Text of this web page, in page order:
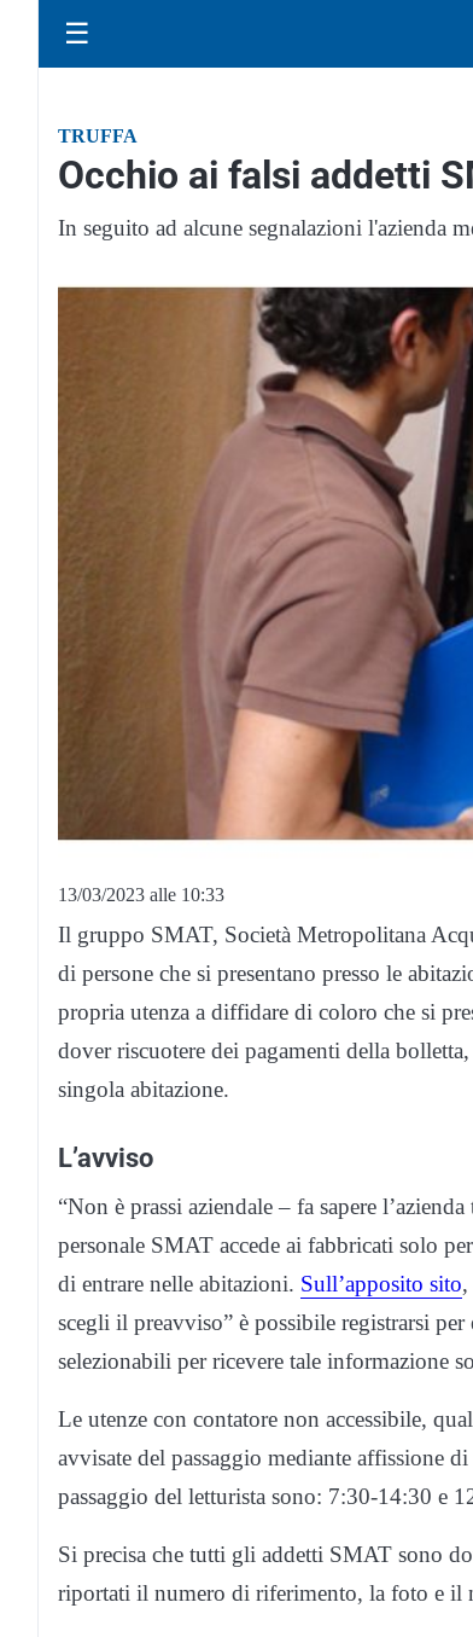
☰
TRUFFA
Occhio ai falsi addetti
In seguito ad alcune segnalazioni l'azienda
13/03/2023 alle 10:33
Il gruppo SMAT, Società Metropolitana
di persone che si presentano presso le
propria utenza a diffidare di coloro che si
dover riscuotere dei pagamenti della
singola abitazione.
L’avviso
“Non è prassi aziendale – fa sapere
personale SMAT accede ai fabbricati solo
di entrare nelle abitazioni. Sull’apposito sito
scegli il preavviso” è possibile registrarsi
selezionabili per ricevere tale informazione
Le utenze con contatore non accessibile,
avvisate del passaggio mediante affissione
passaggio del letturista sono: 7:30-14:30 e
Si precisa che tutti gli addetti SMAT sono
riportati il numero di riferimento, la foto e il